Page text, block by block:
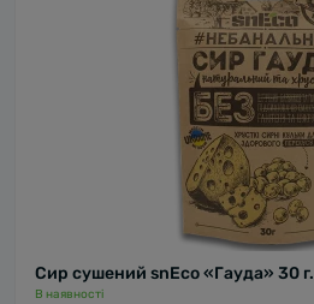
Сир сушений snEco «Гауда» 30 г.
В наявності